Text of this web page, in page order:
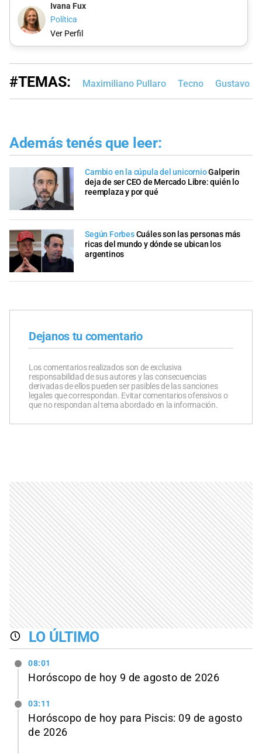
Ivana Fux
Política
Ver Perfil
#TEMAS: Maximiliano Pullaro Tecno Gustavo
Además tenés que leer:
Cambio en la cúpula del unicornioGalperin
deja de ser CEO de Mercado Libre: quién lo
reemplaza y por qué
Según ForbesCuáles son las personas más
ricas del mundo y dónde se ubican los
argentinos
Dejanos tu comentario
Los comentarios realizados son de exclusiva
responsabilidad de sus autores y las consecuencias
derivadas de ellos pueden ser pasibles de las sanciones
legales que correspondan. Evitar comentarios ofensivos o
que no respondan al tema abordado en la información.
LO ÚLTIMO
08:01
Horóscopo de hoy 9 de agosto de 2026
03:11
Horóscopo de hoy para Piscis: 09 de agosto
de 2026